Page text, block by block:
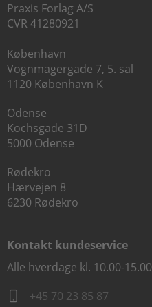
Praxis Forlag A/S
CVR 41280921
København
Vognmagergade 7, 5. sal
1120 København K
Odense
Kochsgade 31D
5000 Odense
Rødekro
Hærvejen 8
6230 Rødekro
Kontakt kundeservice
Alle hverdage kl. 10.00-15.00
+45 70 23 85 87